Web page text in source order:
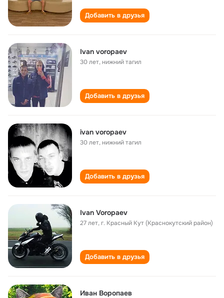
Добавить в друзья
Ivan voropaev
30 лет,нижний тагил
Добавить в друзья
ivan voropaev
30 лет,нижний тагил
Добавить в друзья
Ivan Voropaev
27 лет,г. Красный Кут (Краснокутский район)
Добавить в друзья
Иван Воропаев